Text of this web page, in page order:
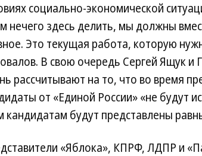
социально-экономической
нечего здесь делить, мы должны
Это текущая работа, которую
В свою очередь Сергей Ящук
рассчитывают на то, что во время
от «Единой России» «не будут
кандидатам будут представлены
«Яблока», КПРФ, ЛДПР и